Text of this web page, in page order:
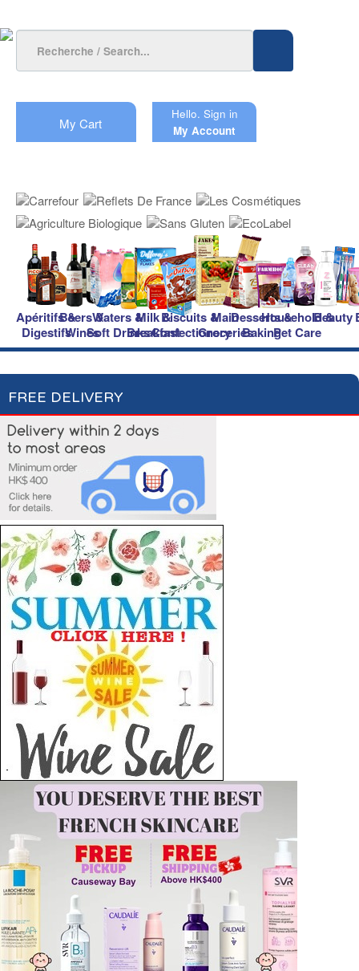
My Cart
Hello. Sign in
My Account
Apéritifs &
Digestifs
Beers &
Wines
Waters &
Soft Drinks
Milk &
Breakfast
Biscuits &
Confectionery
Main
Groceries
Desserts &
Baking
Household &
Pet Care
Beauty
FREE DELIVERY